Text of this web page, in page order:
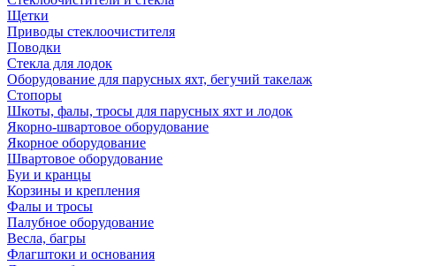
Щетки
Приводы стеклоочистителя
Поводки
Стекла для лодок
Оборудование для парусных яхт, бегучий такелаж
Стопоры
Шкоты, фалы, тросы для парусных яхт и лодок
Якорно-швартовое оборудование
Якорное оборудование
Швартовое оборудование
Буи и кранцы
Корзины и крепления
Фалы и тросы
Палубное оборудование
Весла, багры
Флагштоки и основания